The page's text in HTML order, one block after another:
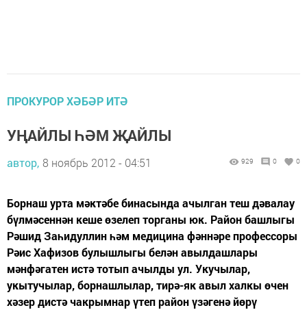
ПРОКУРОР ХӘБӘР ИТӘ
УҢАЙЛЫ ҺӘМ ҖАЙЛЫ
автор, 8 ноябрь 2012 - 04:51 929 0 0
Борнаш урта мәктәбе бинасында ачылган теш дәвалау
бүлмәсеннән кеше өзелеп торганы юк. Район башлыгы
Рәшид Заһидуллин һәм медицина фәннәре профессоры
Рәис Хафизов булышлыгы белән авылдашлары
мәнфәгатен истә тотып ачылды ул. Укучылар,
укытучылар, борнашлылар, тирә-як авыл халкы өчен
хәзер дистә чакрымнар үтеп район үзәгенә йөрү